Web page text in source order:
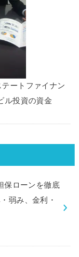
テートファイナン
ル投資の資金
保ローンを徹底
弱み、金利・